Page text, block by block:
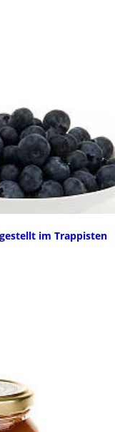
im Trappisten